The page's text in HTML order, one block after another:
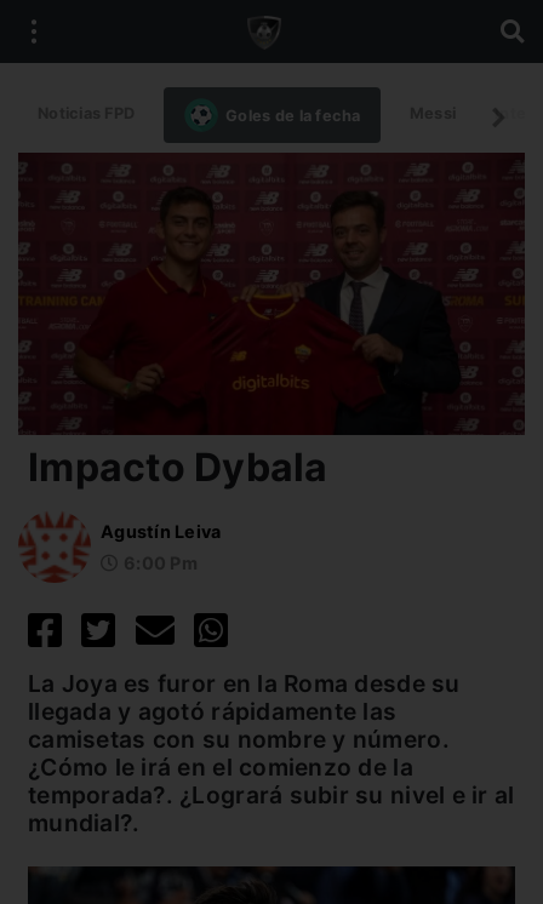
Goles de la fecha
Impacto Dybala
Agustín Leiva
La Joya es furor en la Roma desde su
llegada y agotó rápidamente las
camisetas con su nombre y número.
¿Cómo le irá en el comienzo de la
temporada?. ¿Logrará subir su nivel e ir al
mundial?.